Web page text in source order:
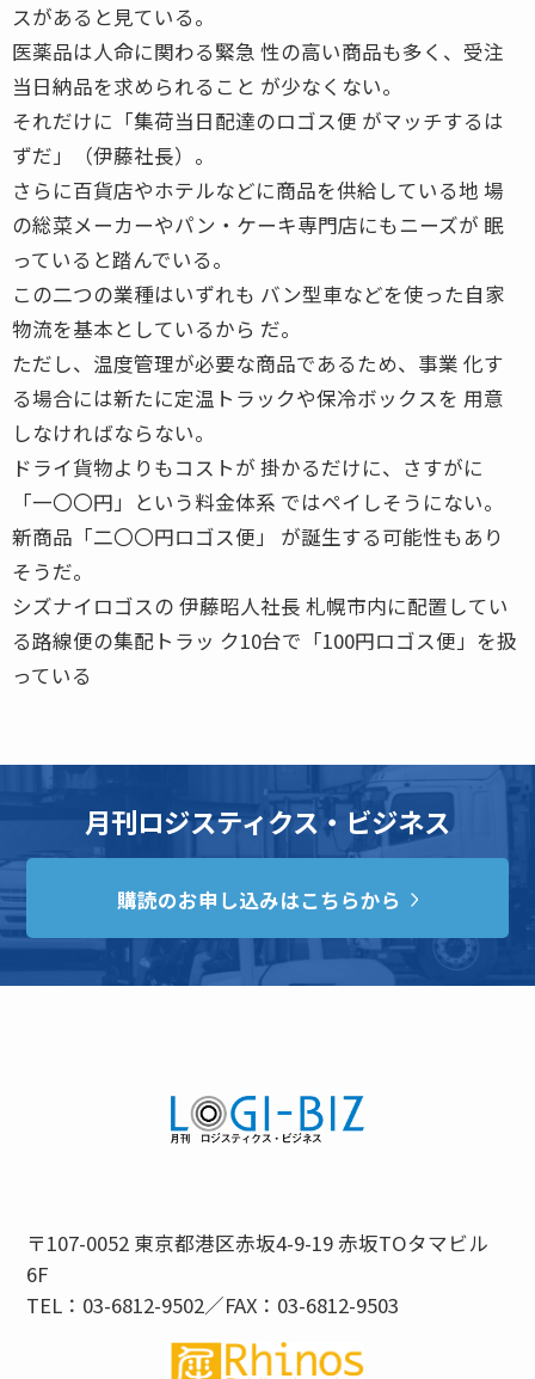
スがあると見ている。
医薬品は人命に関わる緊急 性の高い商品も多く、受注
当日納品を求められること が少なくない。
それだけに「集荷当日配達のロゴス便 がマッチするは
ずだ」（伊藤社長）。
さらに百貨店やホテルなどに商品を供給している地 場
の総菜メーカーやパン・ケーキ専門店にもニーズが 眠
っていると踏んでいる。
この二つの業種はいずれも バン型車などを使った自家
物流を基本としているから だ。
ただし、温度管理が必要な商品であるため、事業 化す
る場合には新たに定温トラックや保冷ボックスを 用意
しなければならない。
ドライ貨物よりもコストが 掛かるだけに、さすがに
「一〇〇円」という料金体系 ではペイしそうにない。
新商品「二〇〇円ロゴス便」 が誕生する可能性もあり
そうだ。
シズナイロゴスの 伊藤昭人社長 札幌市内に配置してい
る路線便の集配トラッ ク10台で「100円ロゴス便」を扱
っている
月刊ロジスティクス・ビジネス
購読のお申し込みはこちらから
〒107-0052 東京都港区赤坂4-9-19 赤坂TOタマビル
6F
TEL：03-6812-9502／FAX：03-6812-9503